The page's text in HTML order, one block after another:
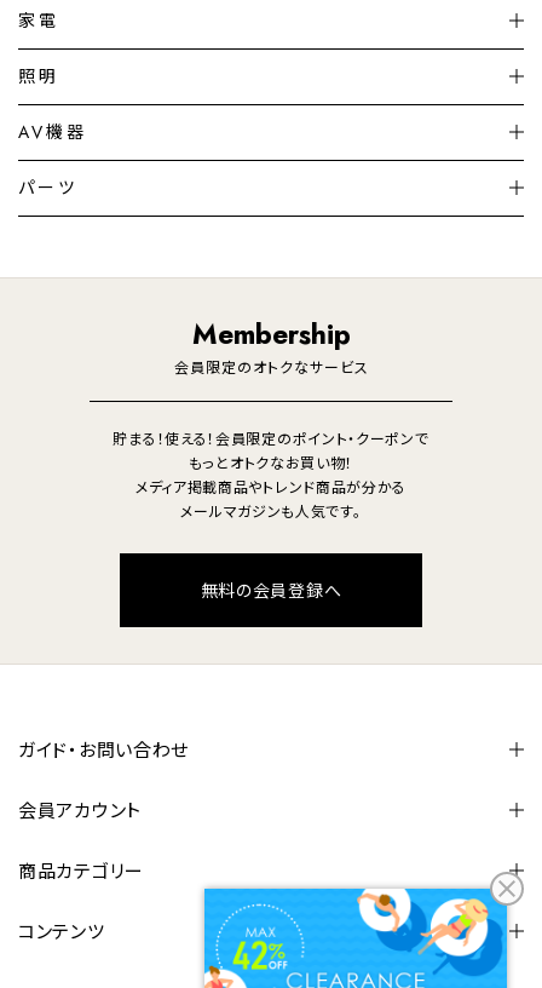
家電
加湿器・空気清浄機
暖房機 掃除機
調理家電 生活家電
照明
シーリングライト
デスクライト
AV機器
テレビ
パーツ
Membership
会員限定のオトクなサービス
貯まる！使える！会員限定のポイント・クーポンで
もっとオトクなお買い物！
メディア掲載商品やトレンド商品が分かる
メールマガジンも人気です。
無料の会員登録へ
ガイド・お問い合わせ
会員アカウント
商品カテゴリー
コンテンツ